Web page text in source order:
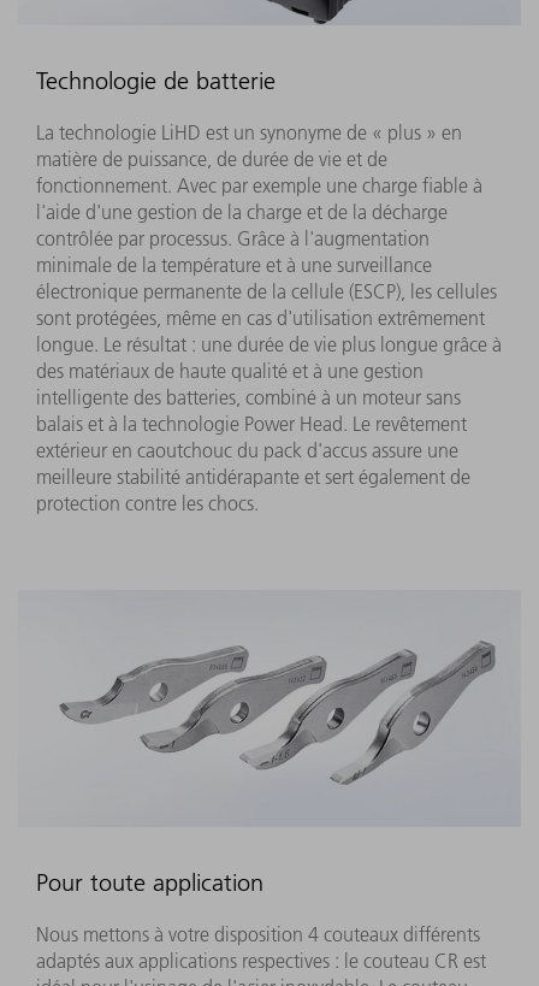
Technologie de batterie
La technologie LiHD est un synonyme de « plus » en
matière de puissance, de durée de vie et de
fonctionnement. Avec par exemple une charge fiable à
l'aide d'une gestion de la charge et de la décharge
contrôlée par processus. Grâce à l'augmentation
minimale de la température et à une surveillance
électronique permanente de la cellule (ESCP), les cellules
sont protégées, même en cas d'utilisation extrêmement
longue. Le résultat : une durée de vie plus longue grâce à
des matériaux de haute qualité et à une gestion
intelligente des batteries, combiné à un moteur sans
balais et à la technologie Power Head. Le revêtement
extérieur en caoutchouc du pack d'accus assure une
meilleure stabilité antidérapante et sert également de
protection contre les chocs.
Pour toute application
Nous mettons à votre disposition 4 couteaux différents
adaptés aux applications respectives : le couteau CR est